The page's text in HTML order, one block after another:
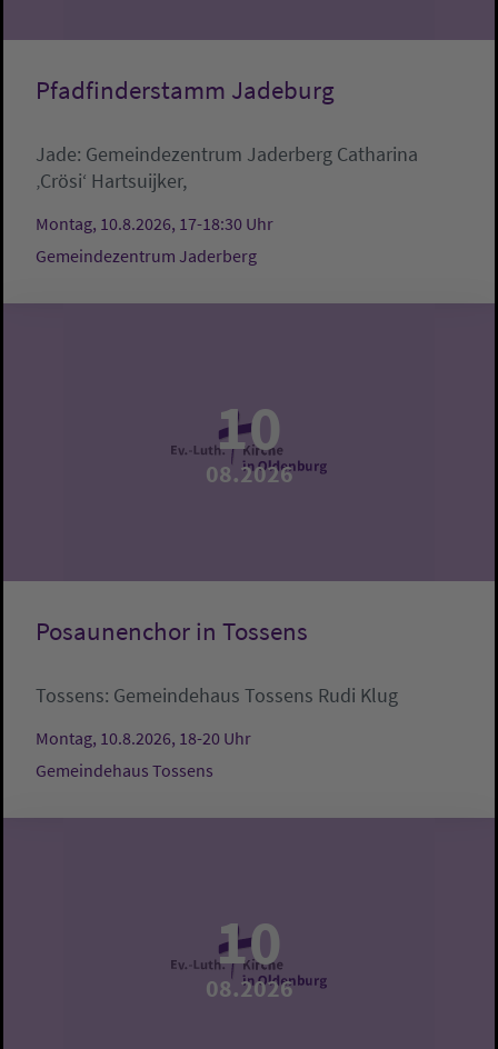
Pfadfinderstamm Jadeburg
Jade: Gemeindezentrum Jaderberg Catharina
‚Crösi‘ Hartsuijker,
Montag, 10.8.2026, 17-18:30 Uhr
Gemeindezentrum Jaderberg
10
08.2026
Posaunenchor in Tossens
Tossens: Gemeindehaus Tossens Rudi Klug
Montag, 10.8.2026, 18-20 Uhr
Gemeindehaus Tossens
10
08.2026